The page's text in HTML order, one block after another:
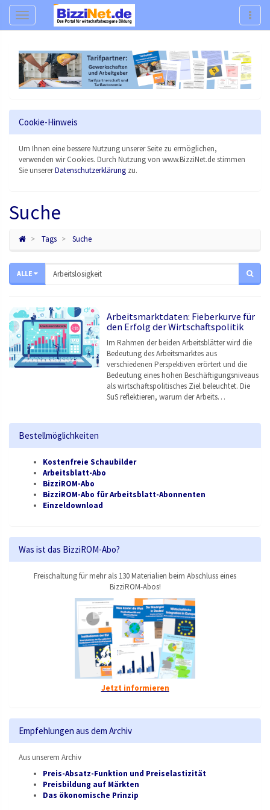
Navigation
Cookie-Hinweis
Um Ihnen eine bessere Nutzung unserer Seite zu ermöglichen,
verwenden wir Cookies. Durch Nutzung von www.BizziNet.de stimmen
Sie unsererDatenschutzerklärung zu.
Suche
Tags Suche
ALLE
Arbeitsmarktdaten: Fieberkurve für
den Erfolg der Wirtschaftspolitik
Im Rahmen der beiden Arbeitsblätter wird die
Bedeutung des Arbeitsmarktes aus
verschiedenen Perspektiven erörtert und die
Bedeutung eines hohen Beschäftigungsniveaus
als wirtschaftspolitisches Ziel beleuchtet. Die
SuS reflektieren, warum der Arbeits…
Bestellmöglichkeiten
Kostenfreie Schaubilder
Arbeitsblatt-Abo
BizziROM-Abo
BizziROM-Abo für Arbeitsblatt-Abonnenten
Einzeldownload
Was ist das BizziROM-Abo?
Freischaltung für mehr als 130 Materialien beim Abschluss eines
BizziROM-Abos!
Jetzt informieren
Empfehlungen aus dem Archiv
Aus unserem Archiv
Preis-Absatz-Funktion und Preiselastizität
Preisbildung auf Märkten
Das ökonomische Prinzip